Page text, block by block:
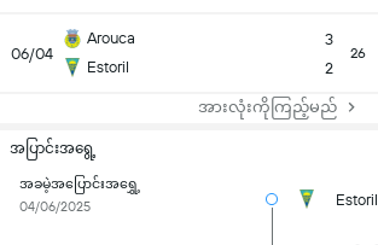
06/04
Arouca
Estoril
3
2
26
အားလုံးကိုကြည့်မည်
အပြာင်းအရွေ့
အခမဲ့အပြောင်းအရွှေ့
04/06/2025
Estoril